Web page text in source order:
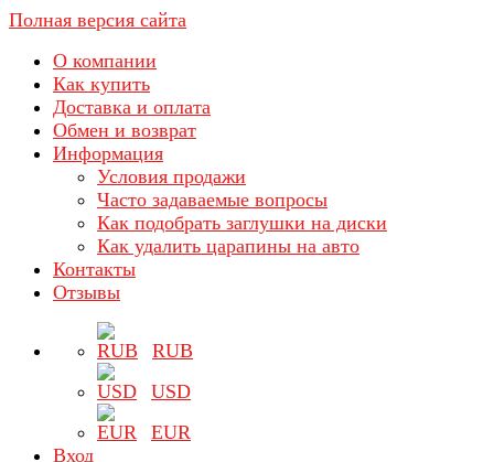
Полная версия сайта
О компании
Как купить
Доставка и оплата
Обмен и возврат
Информация
Условия продажи
Часто задаваемые вопросы
Как подобрать заглушки на диски
Как удалить царапины на авто
Контакты
Отзывы
RUB
USD
EUR
Вход